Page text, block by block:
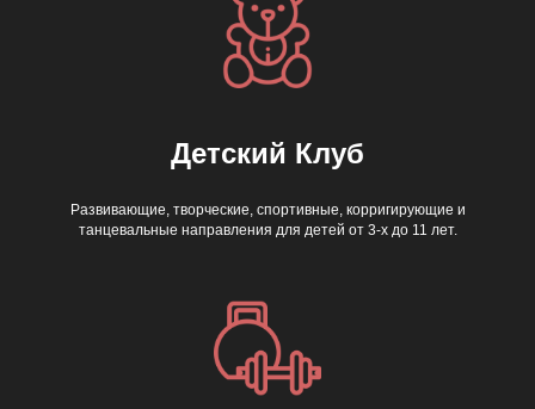
Детский Клуб
Развивающие, творческие, спортивные, корригирующие и
танцевальные направления для детей от 3-х до 11 лет.